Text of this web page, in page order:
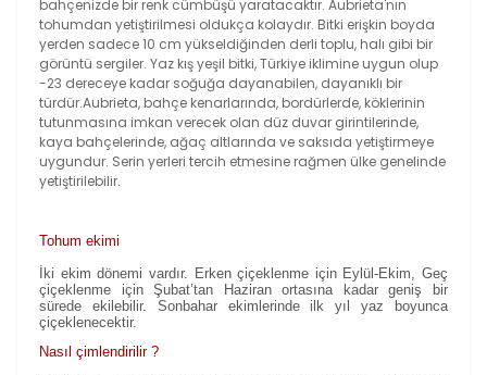
bahçenizde bir renk cümbüşü yaratacaktır. Aubrieta'nın
tohumdan yetiştirilmesi oldukça kolaydır. Bitki erişkin boyda
yerden sadece 10 cm yükseldiğinden derli toplu, halı gibi bir
görüntü sergiler. Yaz kış yeşil bitki, Türkiye iklimine uygun olup
-23 dereceye kadar soğuğa dayanabilen, dayanıklı bir
türdür.Aubrieta, bahçe kenarlarında, bordürlerde, köklerinin
tutunmasına imkan verecek olan düz duvar girintilerinde,
kaya bahçelerinde, ağaç altlarında ve saksıda yetiştirmeye
uygundur. Serin yerleri tercih etmesine rağmen ülke genelinde
yetiştirilebilir.
Tohum ekimi
İki ekim dönemi vardır. Erken çiçeklenme için Eylül-Ekim, Geç
çiçeklenme için Şubat’tan Haziran ortasına kadar geniş bir
sürede ekilebilir. Sonbahar ekimlerinde ilk yıl yaz boyunca
çiçeklenecektir.
Nasıl çimlendirilir ?